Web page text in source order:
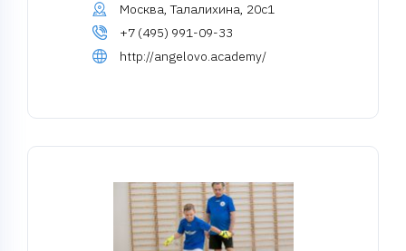
Москва, Талалихина, 20с1
+7 (495) 991-09-33
http://angelovo.academy/